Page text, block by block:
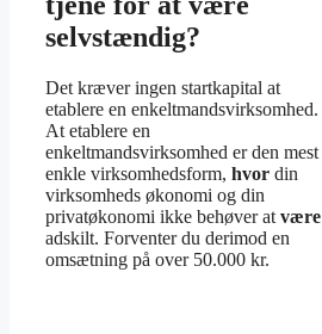
selvstændig?
Det kræver ingen startkapital at
etablere en enkeltmandsvirksomhed.
At etablere en
enkeltmandsvirksomhed er den mest
enkle virksomhedsform, hvor din
virksomheds økonomi og din
privatøkonomi ikke behøver at være
adskilt. Forventer du derimod en
omsætning på over 50.000 kr.